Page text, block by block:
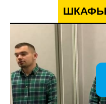
ШКАФЫ